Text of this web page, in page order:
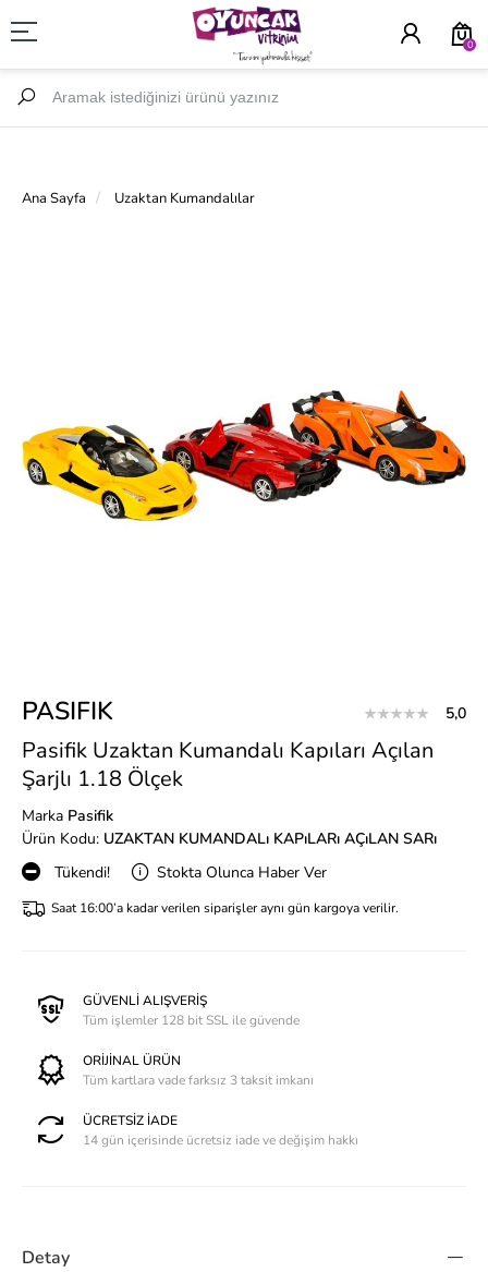
0
Ana Sayfa Uzaktan Kumandalılar
PASIFIK 5,0
Pasifik Uzaktan Kumandalı Kapıları Açılan
Şarjlı 1.18 Ölçek
Marka Pasifik
Ürün Kodu: UZAKTAN KUMANDALı KAPıLARı AÇıLAN SARı
Tükendi!
Stokta Olunca Haber Ver
Saat 16:00’a kadar verilen siparişler aynı gün kargoya verilir.
GÜVENLİ ALIŞVERİŞ
Tüm işlemler 128 bit SSL ile güvende
ORİJİNAL ÜRÜN
Tüm kartlara vade farksız 3 taksit imkanı
ÜCRETSİZ İADE
14 gün içerisinde ücretsiz iade ve değişim hakkı
Detay